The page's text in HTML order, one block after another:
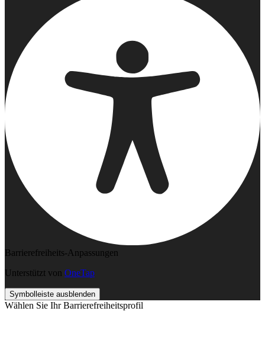
Barrierefreiheits-Anpassungen
Unterstützt von OneTap
Symbolleiste ausblenden
Wählen Sie Ihr Barrierefreiheitsprofil